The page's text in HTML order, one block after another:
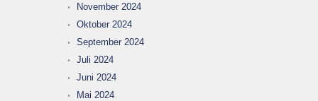
November 2024
Oktober 2024
September 2024
Juli 2024
Juni 2024
Mai 2024